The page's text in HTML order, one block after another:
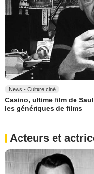
News - Culture ciné
Casino, ultime film de
les génériques de films
Acteurs et